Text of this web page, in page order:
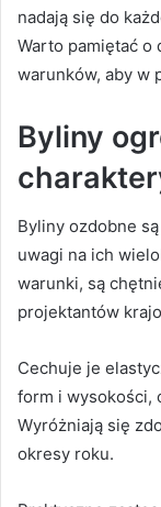
nadają się do
Warto pamiętać o
warunków, aby w
Byliny
Byliny ozdobne
uwagi na ich
warunki, są
projektantów
Cechuje je
form i wysokości,
Wyróżniają się
okresy roku.